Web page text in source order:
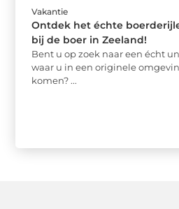
Vakantie
Ontdek het échte
bij de boer in Zeeland!
Bent u op zoek naar een écht
waar u in een originele
komen? ...